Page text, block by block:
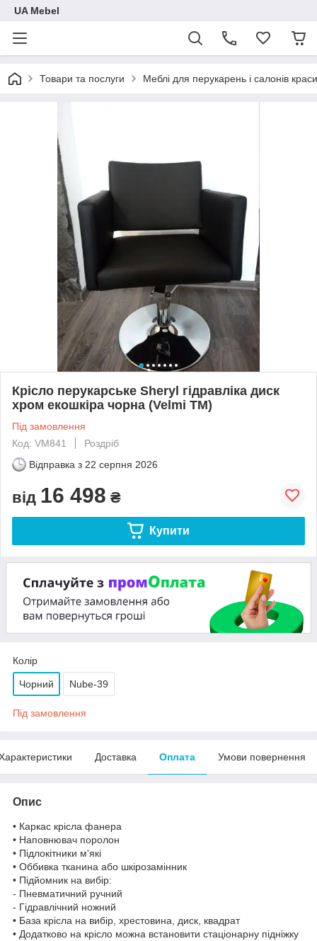
UA Mebel
Товари та послуги Меблі для перукарень і салонів краси
Крісло перукарське Sheryl гідравліка диск
хром екошкіра чорна (Velmi TM)
Під замовлення
Код: VM841
Роздріб
Відправка з 22 серпня 2026
від 16 498 ₴
Купити
Колір
Чорний Nube-39
Під замовлення
Доставка Оплата Умови повернення
Опис
• Каркас крісла фанера
• Наповнювач поролон
• Підлокітники м'які
• Оббивка тканина або шкірозамінник
• Підйомник на вибір:
- Пневматичний ручний
- Гідравлічний ножний
• База крісла на вибір, хрестовина, диск, квадрат
• Додатково на крісло можна встановити стаціонарну підніжку